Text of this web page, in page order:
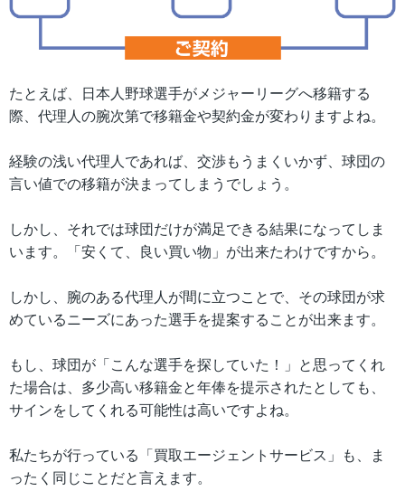
たとえば、日本人野球選手がメジャーリーグへ移籍する
際、代理人の腕次第で移籍金や契約金が変わりますよね。
経験の浅い代理人であれば、交渉もうまくいかず、球団の
言い値での移籍が決まってしまうでしょう。
しかし、それでは球団だけが満足できる結果になってしま
います。「安くて、良い買い物」が出来たわけですから。
しかし、腕のある代理人が間に立つことで、その球団が求
めているニーズにあった選手を提案することが出来ます。
もし、球団が「こんな選手を探していた！」と思ってくれ
た場合は、多少高い移籍金と年俸を提示されたとしても、
サインをしてくれる可能性は高いですよね。
私たちが行っている「買取エージェントサービス」も、ま
ったく同じことだと言えます。